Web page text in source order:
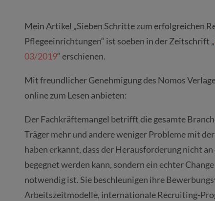
Mein Artikel „Sieben Schritte zum erfolgreichen
Pflegeeinrichtungen“ ist soeben in der Zeitschrift „
03/2019“ erschienen.
Mit freundlicher Genehmigung des Nomos
online zum Lesen anbieten:
Der Fachkräftemangel betrifft die gesamte
Träger mehr und andere weniger Probleme mit
haben erkannt, dass der Herausforderung nicht
begegnet werden kann, sondern ein echter
notwendig ist. Sie beschleunigen ihre
Arbeitszeitmodelle, internationale Recruiting-